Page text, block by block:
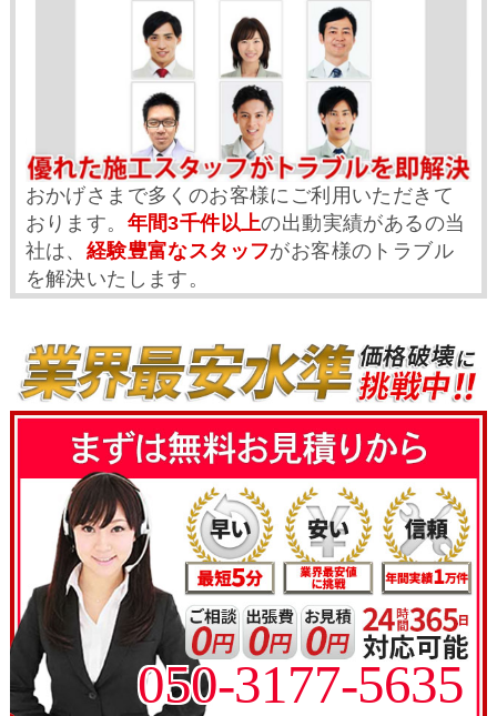
おかげさまで多くのお客様にご利用いただきて
おります。 年間3千件以上の出動実績があるの当
社は、 経験豊富なスタッフがお客様のトラブル
を解決いたします。
050-3177-5635